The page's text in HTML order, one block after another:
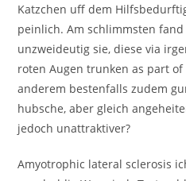
Katzchen uff dem
peinlich. Am schlimmsten
unzweideutig sie, diese via
roten Augen trunken as part
anderem bestenfalls zudem
hubsche, aber gleich
jedoch unattraktiver?
Amyotrophic lateral sclerosis